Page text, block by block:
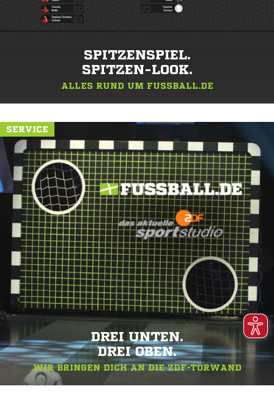
SPITZENSPIEL.
SPITZEN-LOOK.
ALLES RUND UM FUSSBALL.DE
SERVICE
DREI UNTEN.
DREI OBEN.
WIR BRINGEN DICH AN DIE ZDF-TORWAND